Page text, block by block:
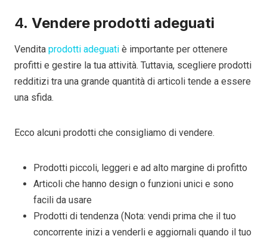
4. Vendere prodotti adeguati
Vendita prodotti adeguati è importante per ottenere
profitti e gestire la tua attività. Tuttavia, scegliere prodotti
redditizi tra una grande quantità di articoli tende a essere
una sfida.
Ecco alcuni prodotti che consigliamo di vendere.
Prodotti piccoli, leggeri e ad alto margine di profitto
Articoli che hanno design o funzioni unici e sono
facili da usare
Prodotti di tendenza (Nota: vendi prima che il tuo
concorrente inizi a venderli e aggiornali quando il tuo